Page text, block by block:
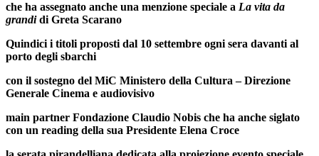
che ha assegnato anche una menzione speciale a La vita da
grandidi Greta Scarano
Quindici i titoli proposti dal 10 settembre ogni sera davanti al
porto degli sbarchi
con il sostegno del MiC Ministero della Cultura – Direzione
Generale Cinema e audiovisivo
main partner Fondazione Claudio Nobis che ha anche siglato
con un reading della sua Presidente Elena Croce